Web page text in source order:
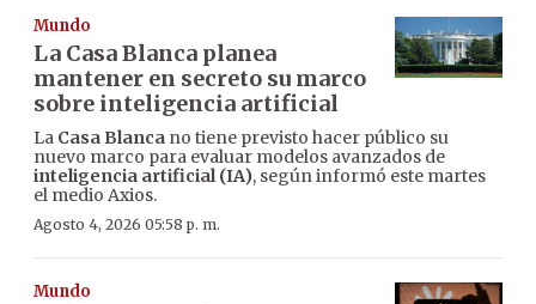
Mundo
La Casa Blanca planea
mantener en secreto su marco
sobre inteligencia artificial
La Casa Blanca no tiene previsto hacer público su
nuevo marco para evaluar modelos avanzados de
inteligencia artificial (IA), según informó este martes
el medio Axios.
Agosto 4, 2026 05:58 p. m.
Mundo